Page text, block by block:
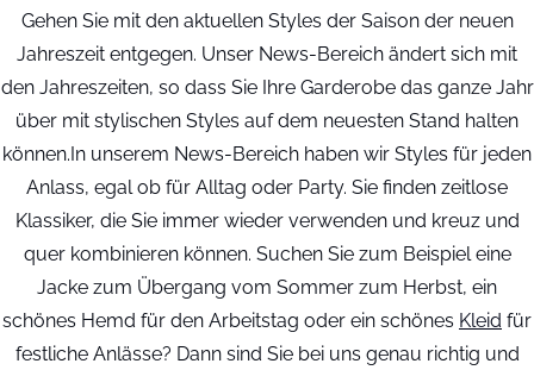
Gehen Sie mit den aktuellen Styles der Saison der neuen
Jahreszeit entgegen. Unser News-Bereich ändert sich mit
den Jahreszeiten, so dass Sie Ihre Garderobe das ganze Jahr
über mit stylischen Styles auf dem neuesten Stand halten
können.In unserem News-Bereich haben wir Styles für jeden
Anlass, egal ob für Alltag oder Party. Sie finden zeitlose
Klassiker, die Sie immer wieder verwenden und kreuz und
quer kombinieren können. Suchen Sie zum Beispiel eine
Jacke zum Übergang vom Sommer zum Herbst, ein
schönes Hemd für den Arbeitstag oder ein schönes Kleid für
festliche Anlässe? Dann sind Sie bei uns genau richtig und